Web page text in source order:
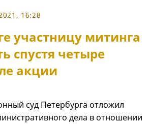
16:28
участницу митинга
спустя четыре
акции
суд Петербурга отложил
дела в отношении